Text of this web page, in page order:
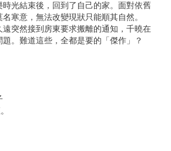
光結束後，回到了自己的家。面對依舊
寒意，無法改變現狀只能順其自然。
突然接到房東要求搬離的通知，千曉在
。難道這些，全都是要的「傑作」？